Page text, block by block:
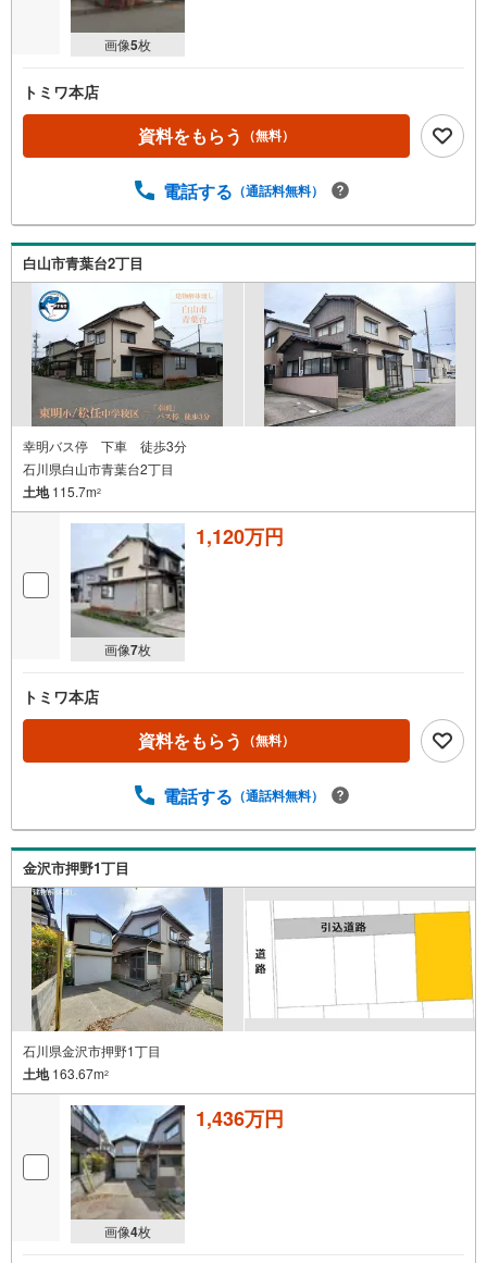
画像5枚
トミワ本店
資料をもらう （無料）
電話する （通話料無料）
白山市青葉台2丁目
幸明バス停 下車 徒歩3分
石川県白山市青葉台2丁目
土地115.7m2
画像7枚
1,120万円
トミワ本店
資料をもらう （無料）
電話する （通話料無料）
金沢市押野1丁目
石川県金沢市押野1丁目
土地163.67m2
画像4枚
1,436万円